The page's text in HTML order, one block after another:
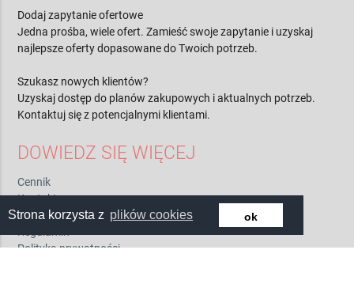
Strona korzysta z plików cookies ok
PLATFORMA ZAPYTAŃ I OFERT DLA
FIRM
Dodaj zapytanie ofertowe
Jedna prośba, wiele ofert. Zamieść swoje zapytanie i uzyskaj
najlepsze oferty dopasowane do Twoich potrzeb.
Uzyskaj dostęp do planów zakupowych i aktualnych potrzeb.
Kontaktuj się z potencjalnymi klientami.
DOWIEDZ SIĘ WIĘCEJ
Cennik